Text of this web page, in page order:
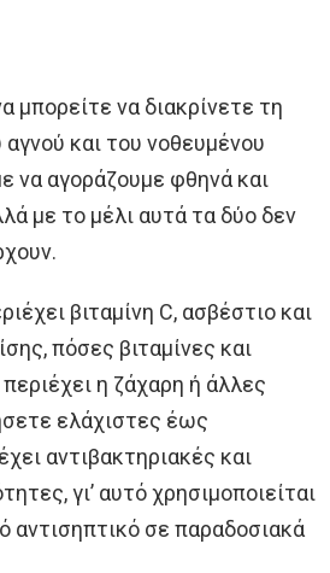
μπορείτε να διακρίνετε τη
και του νοθευμένου
να αγοράζουμε φθηνά και
με το μέλι αυτά τα δύο δεν
βιταμίνη C, ασβέστιο και
πόσες βιταμίνες και
η ζάχαρη ή άλλες
ελάχιστες έως
αντιβακτηριακές και
γι’ αυτό χρησιμοποιείται
αντισηπτικό σε παραδοσιακά